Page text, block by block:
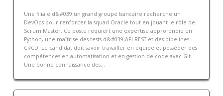
Une filiale d&#039;un grand groupe bancaire recherche un
DevOps pour renforcer la squad Oracle tout en jouant le rôle de
Scrum Master. Ce poste requiert une expertise approfondie en
Python, une maîtrise des tests d&#039;API REST et des pipelines
CI/CD. Le candidat doit savoir travailler en équipe et posséder des
compétences en automatisation et en gestion de code avec Git.
Une bonne connaissance des...